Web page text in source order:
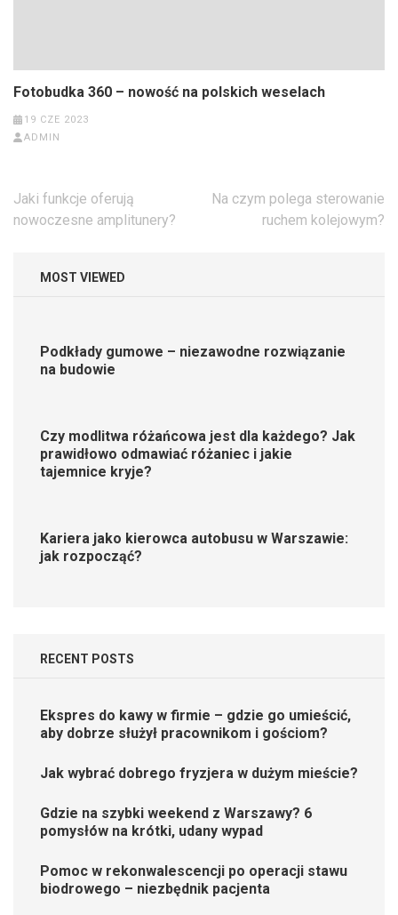
Fotobudka 360 – nowość na polskich weselach
19 CZE 2023
ADMIN
Nawigacja
wpisu
Jaki funkcje oferują
nowoczesne amplitunery?
Na czym polega sterowanie
ruchem kolejowym?
MOST VIEWED
Podkłady gumowe – niezawodne rozwiązanie
na budowie
Czy modlitwa różańcowa jest dla każdego? Jak
prawidłowo odmawiać różaniec i jakie
tajemnice kryje?
Kariera jako kierowca autobusu w Warszawie:
jak rozpocząć?
RECENT POSTS
Ekspres do kawy w firmie – gdzie go umieścić,
aby dobrze służył pracownikom i gościom?
Jak wybrać dobrego fryzjera w dużym mieście?
Gdzie na szybki weekend z Warszawy? 6
pomysłów na krótki, udany wypad
Pomoc w rekonwalescencji po operacji stawu
biodrowego – niezbędnik pacjenta